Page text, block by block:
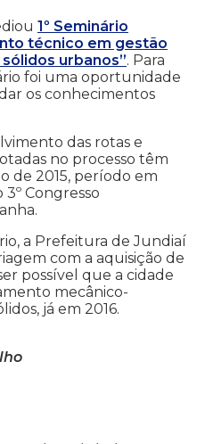
1º Seminário
técnico em gestão
urbanos”. Para
foi uma oportunidade
os conhecimentos
das rotas e
no processo têm
de 2015, período em
Congresso
a Prefeitura de Jundiaí
com a aquisição de
possível que a cidade
mecânico-
já em 2016.